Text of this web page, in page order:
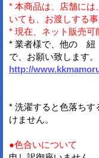
* 本商品は、店舗に
いても、お渡しする事
* 現在、ネット販売
* 業者様で、他の 紐
で、お願い致します。
http://
* 洗濯すると色落ち
けません。
●色合いについて